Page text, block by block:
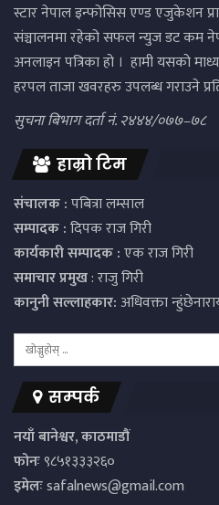
स्टार नेपाल इन्फोसिस एण्ड एजुकेशन प्रा.
संञ्चालनमा रहेको सफल न्युज डट कम
अनलाइन पत्रिका हो । हामी यसको
हरपल ताजा खवरहरु उपलब्ध गराउने
सुचना बिभाग दर्ता नं. २४४४/०७७–७८
हाम्रो टिम
संचालक :पबित्रा लम्साल
सम्पादक :दिपक राज गिरी
कार्यकारी सम्पादक :एक राज गिरी
समाचार प्रमुख: राजु गिरी
कानुनी सल्लाहकार:अधिवक्ता
सम्पर्क
नयाँ बानेश्वर, काठमाडौं
फोनः९८५१३३३२६०
इमेलःsafalnews@gmail.com